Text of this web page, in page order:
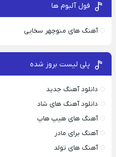
فول آلبوم ها
آهنگ های منوچهر سخایی
پلی لیست بروز شده
دانلود آهنگ جدید
دانلود آهنگ های شاد
آهنگ های هیپ هاپ
آهنگ برای مادر
آهنگ های تولد